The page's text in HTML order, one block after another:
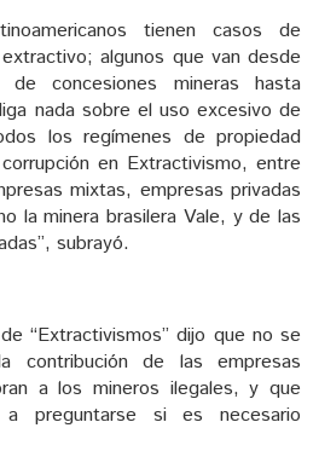
tienen casos de
algunos que van desde
de concesiones mineras hasta
nada sobre el uso excesivo de
los regímenes de propiedad
en Extractivismo, entre
mixtas, empresas privadas
la minera brasilera Vale, y de las
subrayó.
“Extractivismos” dijo que no se
contribución de las empresas
a los mineros ilegales, y que
preguntarse si es necesario